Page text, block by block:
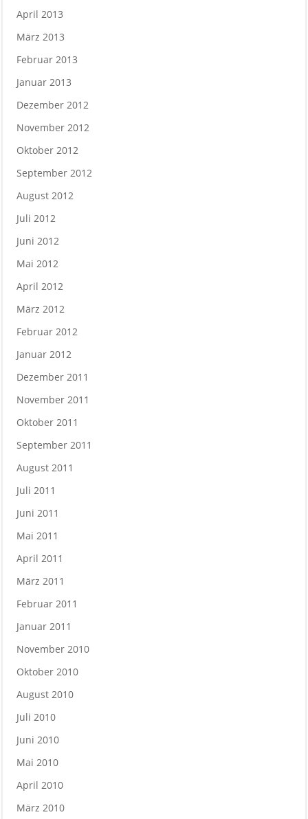
April 2013
März 2013
Februar 2013
Januar 2013
Dezember 2012
November 2012
Oktober 2012
September 2012
August 2012
Juli 2012
Juni 2012
Mai 2012
April 2012
März 2012
Februar 2012
Januar 2012
Dezember 2011
November 2011
Oktober 2011
September 2011
August 2011
Juli 2011
Juni 2011
Mai 2011
April 2011
März 2011
Februar 2011
Januar 2011
November 2010
Oktober 2010
August 2010
Juli 2010
Juni 2010
Mai 2010
April 2010
März 2010